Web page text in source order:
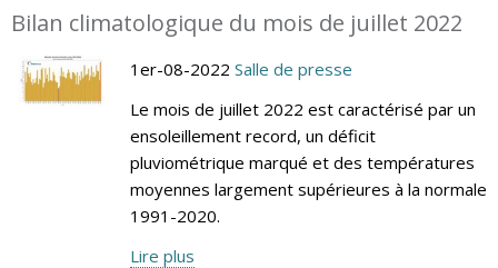
Bilan climatologique du mois de juillet 2022
1er-08-2022 Salle de presse
Le mois de juillet 2022 est caractérisé par un
ensoleillement record, un déficit
pluviométrique marqué et des températures
moyennes largement supérieures à la normale
1991-2020.
Lire plus